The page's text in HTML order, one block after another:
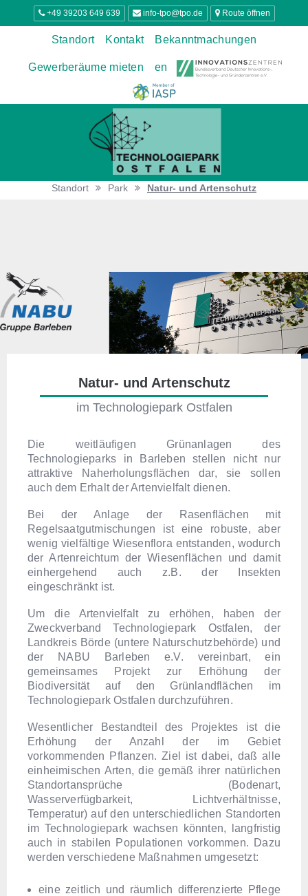
+49 39203 649 639 info-tpo@tpo.de Route öffnen
Standort Kontakt Bekanntmachungen
Gewerberäume mieten en
Standort Park Natur- und Artenschutz
Natur- und Artenschutz
im Technologiepark Ostfalen
Die weitläufigen Grünanlagen des
Technologieparks in Barleben stellen nicht nur
attraktive Naherholungsflächen dar, sie sollen
auch dem Erhalt der Artenvielfalt dienen.
Bei der Anlage der Rasenflächen mit
Regelsaatgutmischungen ist eine robuste, aber
wenig vielfältige Wiesenflora entstanden, wodurch
der Artenreichtum der Wiesenflächen und damit
einhergehend auch z.B. der Insekten
eingeschränkt ist.
Um die Artenvielfalt zu erhöhen, haben der
Zweckverband Technologiepark Ostfalen, der
Landkreis Börde (untere Naturschutzbehörde) und
der NABU Barleben e.V. vereinbart, ein
gemeinsames Projekt zur Erhöhung der
Biodiversität auf den Grünlandflächen im
Technologiepark Ostfalen durchzuführen.
Wesentlicher Bestandteil des Projektes ist die
Erhöhung der Anzahl der im Gebiet
vorkommenden Pflanzen. Ziel ist dabei, daß alle
einheimischen Arten, die gemäß ihrer natürlichen
Standortansprüche (Bodenart,
Wasserverfügbarkeit, Lichtverhältnisse,
Temperatur) auf den unterschiedlichen Standorten
im Technologiepark wachsen könnten, langfristig
auch in stabilen Populationen vorkommen. Dazu
werden verschiedene Maßnahmen umgesetzt:
eine zeitlich und räumlich differenzierte Pflege